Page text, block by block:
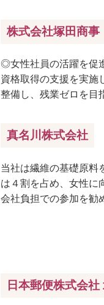
株式会社塚田商事
◎女性社員の活躍を促
資格取得の支援を実施
整備し、残業ゼロを目
真名川株式会社
当社は繊維の基礎原料
は４割を占め、女性に
会社負担での参加を勧
日本郵便株式会社